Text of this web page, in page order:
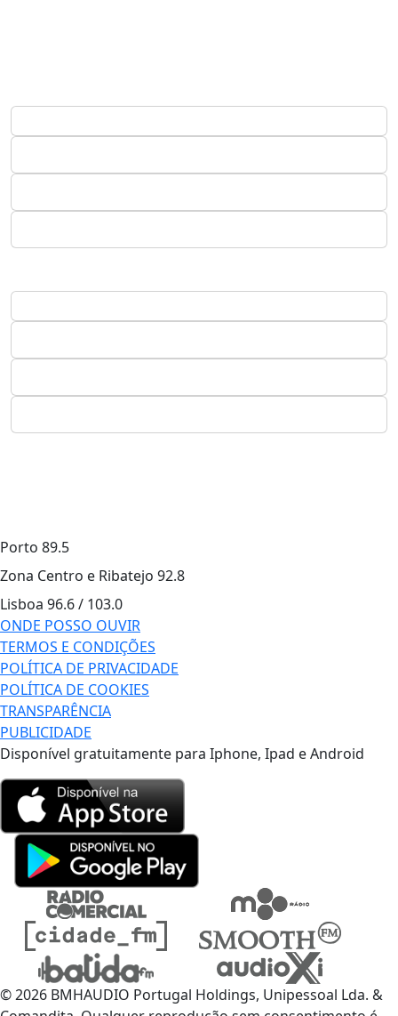
Porto 89.5
Zona Centro e Ribatejo 92.8
Lisboa 96.6 / 103.0
ONDE POSSO OUVIR
TERMOS E CONDIÇÕES
POLÍTICA DE PRIVACIDADE
POLÍTICA DE COOKIES
TRANSPARÊNCIA
PUBLICIDADE
Disponível gratuitamente para Iphone, Ipad e Android
© 2026 BMHAUDIO Portugal Holdings, Unipessoal Lda. &